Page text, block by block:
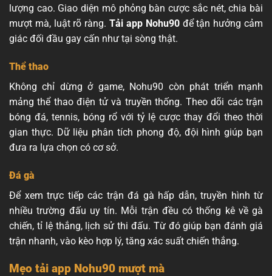
lượng cao. Giao diện mô phỏng bàn cược sắc nét, chia bài
mượt mà, luật rõ ràng.Tải app Nohu90để tận hưởng cảm
giác đối đầu gay cấn như tại sòng thật.
Thể thao
Không chỉ dừng ở game, Nohu90 còn phát triển mạnh
mảng thể thao điện tử và truyền thống. Theo dõi các trận
bóng đá, tennis, bóng rổ với tỷ lệ cược thay đổi theo thời
gian thực. Dữ liệu phân tích phong độ, đội hình giúp bạn
đưa ra lựa chọn có cơ sở.
Đá gà
Để xem trực tiếp các trận đá gà hấp dẫn, truyền hình từ
nhiều trường đấu uy tín. Mỗi trận đều có thống kê về gà
chiến, tỉ lệ thắng, lịch sử thi đấu. Từ đó giúp bạn đánh giá
trận nhanh, vào kèo hợp lý, tăng xác suất chiến thắng.
Mẹo tải app Nohu90 mượt mà